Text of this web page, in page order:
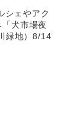
シェやアク
犬市場夜
緑地）8/14